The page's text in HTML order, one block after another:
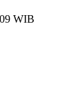
WIB